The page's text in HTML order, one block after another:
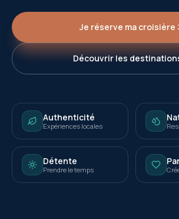
Je réserve ma croisière
Découvrir les
Authenticité
Expériences locales
Détente
Prendre le temps